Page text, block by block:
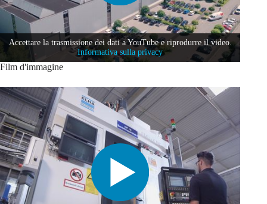
Accettare la trasmissione dei dati a YouTube e riprodurre il video.
Informativa sulla privacy
Film d'immagine